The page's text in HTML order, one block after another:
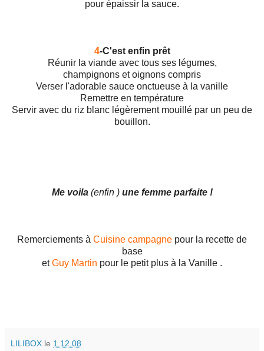
pour épaissir la sauce.
4-C'est enfin prêt
Réunir la viande avec tous ses légumes,
champignons et oignons compris
Verser l'adorable sauce onctueuse à la vanille
Remettre en température
Servir avec du riz blanc légèrement mouillé par un peu de
bouillon.
Me voila (enfin )une femme parfaite !
Remerciements à Cuisine campagne pour la recette de
base
et Guy Martin pour le petit plus à la Vanille .
LILIBOX le 1.12.08